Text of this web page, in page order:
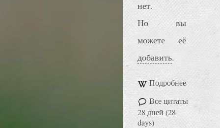
нет.
Но вы
можете её
добавить.
Подробнее
Все цитаты
28 дней (28
days)